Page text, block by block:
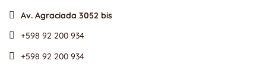
Av. Agraciada 3052 bis
+598 92 200 934
+598 92 200 934